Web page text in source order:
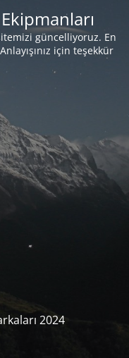
güncelliyoruz. En
için teşekkür
2024